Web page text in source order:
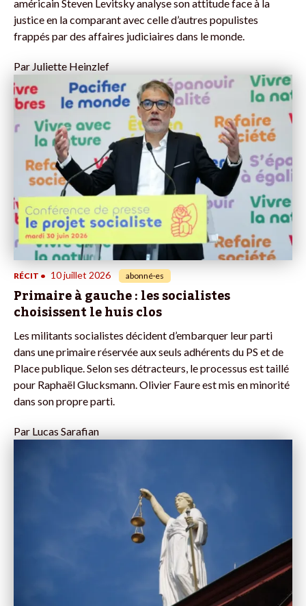
américain Steven Levitsky analyse son attitude face à la
justice en la comparant avec celle d’autres populistes
frappés par des affaires judiciaires dans le monde.
ParJuliette Heinzlef
RÉCIT • 10 juillet 2026 abonné·es
Primaire à gauche : les socialistes
choisissent le huis clos
Les militants socialistes décident d’embarquer leur parti
dans une primaire réservée aux seuls adhérents du PS et de
Place publique. Selon ses détracteurs, le processus est taillé
pour Raphaël Glucksmann. Olivier Faure est mis en minorité
dans son propre parti.
Par Lucas Sarafian